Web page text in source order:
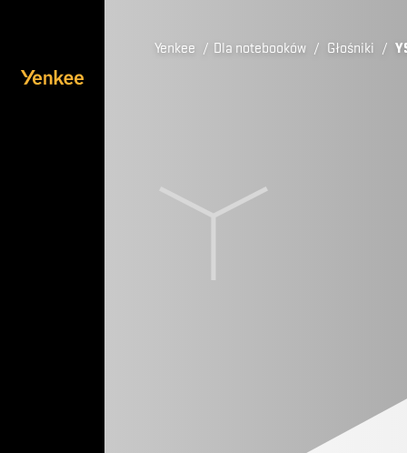
Yenkee / Dla notebooków / Głośniki /